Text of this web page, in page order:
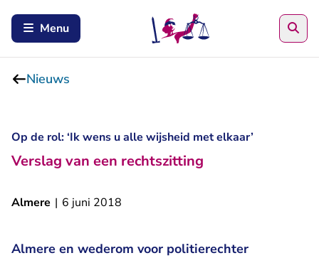
Menu
Nieuws
Op de rol: ‘Ik wens u alle wijsheid met elkaar’
Verslag van een rechtszitting
Almere | 6 juni 2018
Almere en wederom voor politierechter